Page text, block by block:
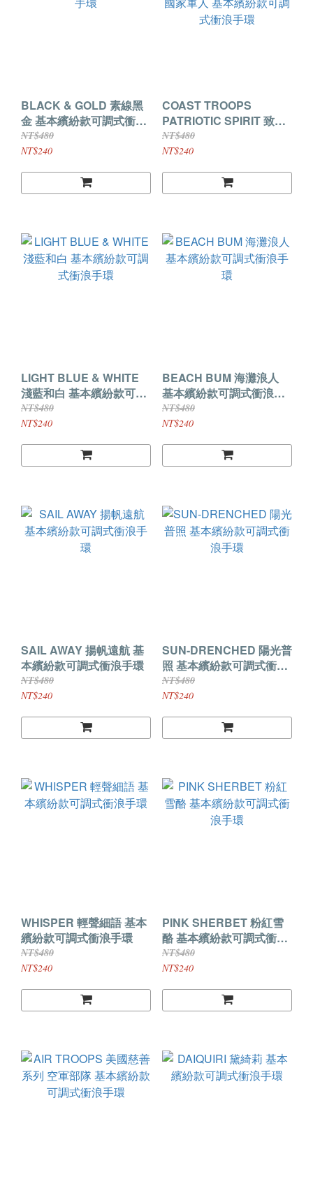
BLACK & GOLD 素線黑
金 基本繽紛款可調式衝浪
手環
NT$480
NT$240
COAST TROOPS
PATRIOTIC SPIRIT 致敬
國家軍人 基本繽紛款可調
式衝浪手環
NT$480
NT$240
LIGHT BLUE & WHITE
淺藍和白 基本繽紛款可調
式衝浪手環
NT$480
NT$240
BEACH BUM 海灘浪人
基本繽紛款可調式衝浪手
環
NT$480
NT$240
SAIL AWAY 揚帆遠航 基
本繽紛款可調式衝浪手環
NT$480
NT$240
SUN-DRENCHED 陽光普
照 基本繽紛款可調式衝浪
手環
NT$480
NT$240
WHISPER 輕聲細語 基本
繽紛款可調式衝浪手環
NT$480
NT$240
PINK SHERBET 粉紅雪
酪 基本繽紛款可調式衝浪
手環
NT$480
NT$240